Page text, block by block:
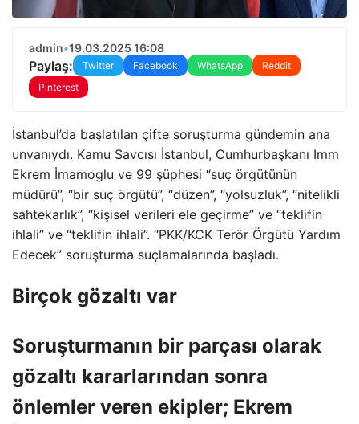
admin•19.03.2025 16:08
Paylaş: Twitter Facebook WhatsApp
Reddit
Pinterest
İstanbul’da başlatılan çifte soruşturma gündemin ana
unvanıydı. Kamu Savcısı İstanbul, Cumhurbaşkanı Imm
Ekrem İmamoglu ve 99 şüphesi “suç örgütünün
müdürü”, “bir suç örgütü”, “düzen”, “yolsuzluk”, “nitelikli
sahtekarlık”, “kişisel verileri ele geçirme” ve “teklifin
ihlali” ve “teklifin ihlali”. “PKK/KCK Terör Örgütü Yardım
Edecek” soruşturma suçlamalarında başladı.
Birçok gözaltı var
Soruşturmanın bir parçası olarak
gözaltı kararlarından sonra
önlemler veren ekipler; Ekrem